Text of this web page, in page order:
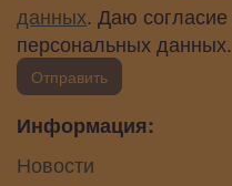
данных. Даю согласие
персональных данных.
Отправить
Информация:
Новости